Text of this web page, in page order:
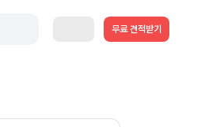
무료 견적받기